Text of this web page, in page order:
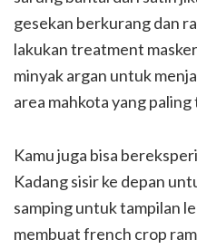
gesekan berkurang dan
lakukan treatment
minyak argan untuk
area mahkota yang
Kamu juga bisa
Kadang sisir ke depan
samping untuk tampilan
membuat french crop